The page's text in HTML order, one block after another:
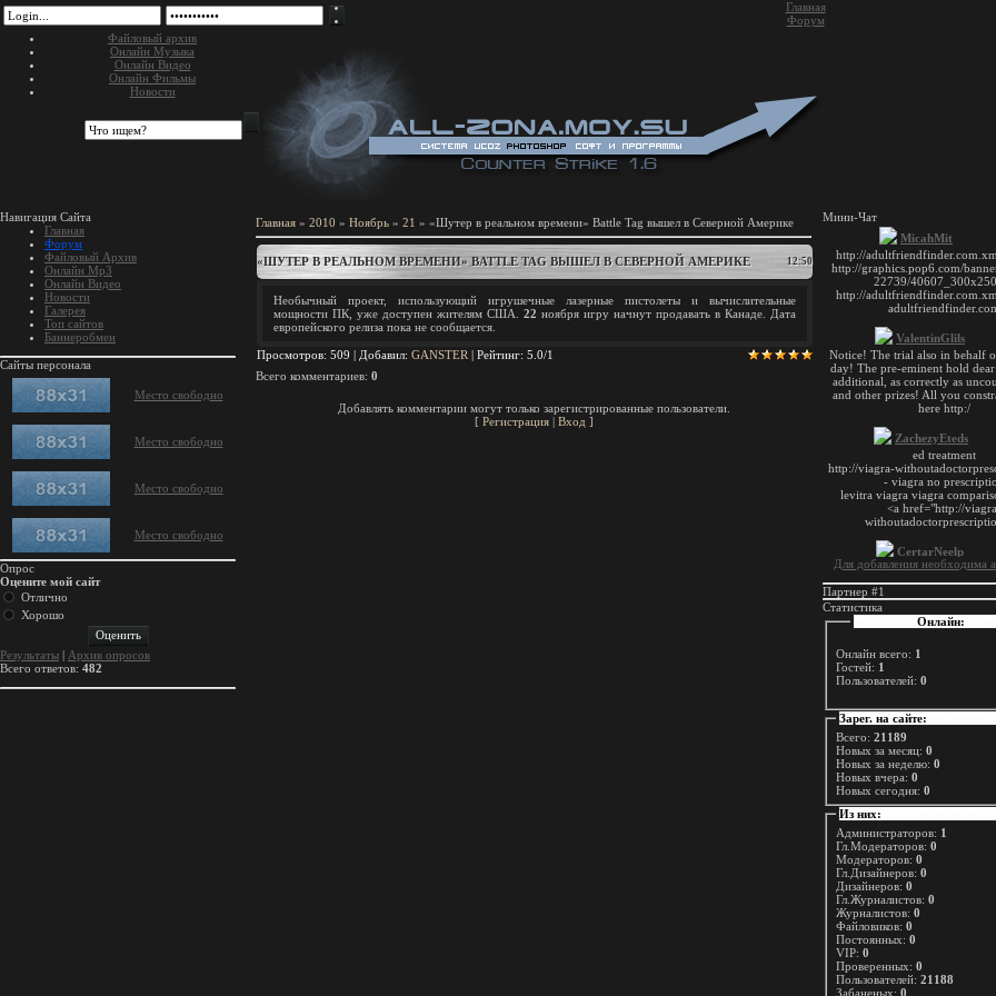
Главная
Форум
Файловый архив
Онлайн Музыка
Онлайн Видео
Онлайн Фильмы
Новости
Навигация Сайта
Главная
Форум
Файловый Архив
Онлайн Mp3
Онлайн Видео
Новости
Галерея
Топ сайтов
Баннеробмен
Сайты персонала
Место свободно
Место свободно
Место свободно
Место свободно
Опрос
Оцените мой сайт
Отлично
Хорошо
Результаты | Архив опросов
Всего ответов: 482
Главная » 2010 » Ноябрь » 21 » «Шутер в реальном времени» Battle Tag вышел в Северной Америке
12:50
«ШУТЕР В РЕАЛЬНОМ ВРЕМЕНИ» BATTLE TAG ВЫШЕЛ В СЕВЕРНОЙ АМЕРИКЕ
Необычный проект, использующий игрушечные лазерные пистолеты и вычислительные
мощности ПК, уже доступен жителям США. 22 ноября игру начнут продавать в Канаде. Дата
европейского релиза пока не сообщается.
Просмотров: 509 | Добавил: GANSTER | Рейтинг: 5.0/1
Всего комментариев: 0
Добавлять комментарии могут только зарегистрированные пользователи.
[ Регистрация| Вход ]
Мини-Чат
Для добавления необходима
Партнер #1
Статистика
Онлайн:
Онлайн всего: 1
Гостей: 1
Пользователей:0
Зарег. на сайте:
Всего:21189
Новых за месяц:0
Новых за неделю:0
Новых вчера:0
Новых сегодня:0
Из них:
Администраторов: 1
Гл.Модераторов:0
Модераторов:0
Гл.Дизайнеров:0
Дизайнеров:0
Гл.Журналистов:0
Журналистов:0
Файловиков:0
Постоянных:0
VIP:0
Проверенных:0
Пользователей:21188
Забаненых:0